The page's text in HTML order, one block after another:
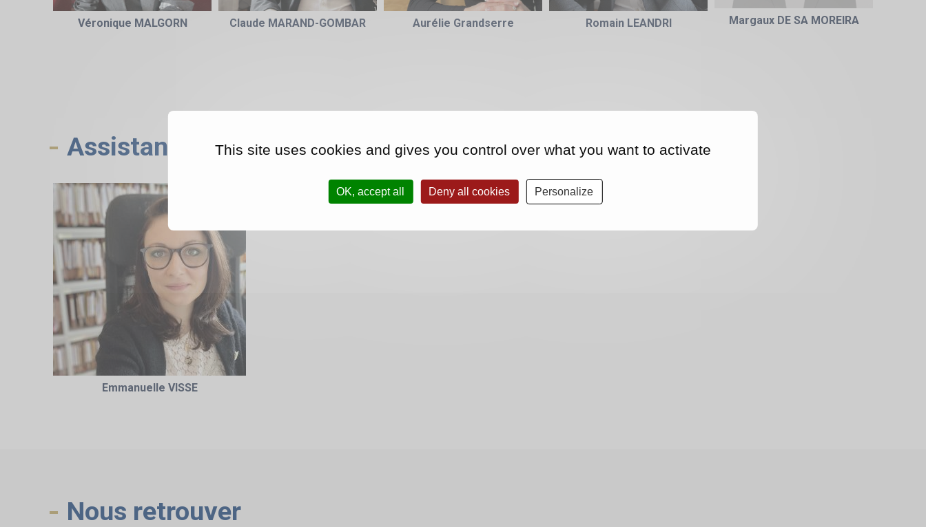
Véronique MALGORN Claude MARAND-GOMBAR Aurélie Grandserre Romain LEANDRI Margaux DE SA MOREIRA
Assistantes
Emmanuelle VISSE
Nous retrouver
This site uses cookies and gives you control over what you want to activate
OK, accept all Deny all cookies Personalize